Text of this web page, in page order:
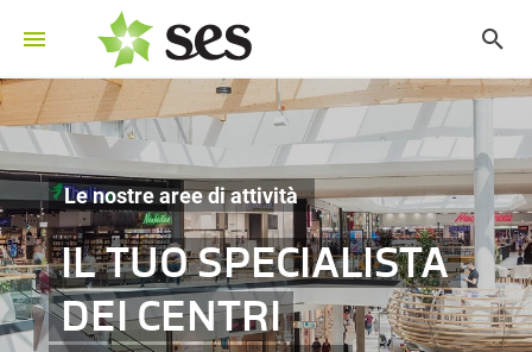
Le nostre aree di attività
IL TUO SPECIALISTA
DEI CENTRI